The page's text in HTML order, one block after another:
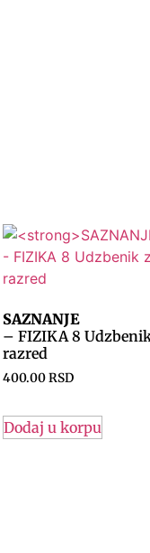
SAZNANJE
– FIZIKA 8
razred
400.00RSD
Dodaj u korpu